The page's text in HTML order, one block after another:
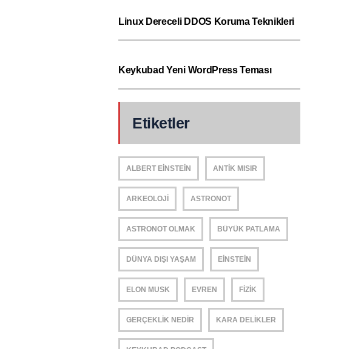
Linux Dereceli DDOS Koruma Teknikleri
Keykubad Yeni WordPress Teması
Etiketler
ALBERT EINSTEIN ANTIK MISIR
ARKEOLOJI ASTRONOT
ASTRONOT OLMAK BÜYÜK PATLAMA
DÜNYA DIŞI YAŞAM EINSTEIN
ELON MUSK EVREN FIZIK
GERÇEKLIK NEDIR KARA DELIKLER